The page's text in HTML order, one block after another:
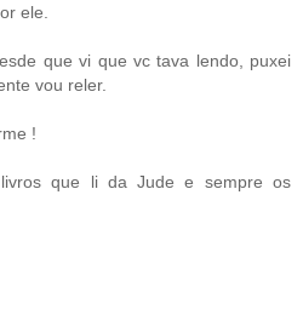
ele.
que vi que vc tava lendo, puxei
vou reler.
!
que li da Jude e sempre os